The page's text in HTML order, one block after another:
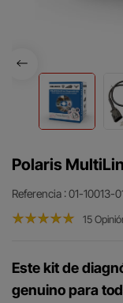
Polaris
Referencia : 01-10013-
15
Este kit de
genuino para